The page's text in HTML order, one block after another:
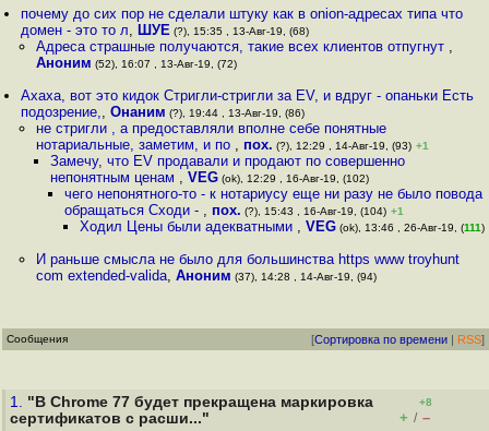
почему до сих пор не сделали штуку как в onion-адресах типа что
домен - это то л, ШУЕ (?), 15:35 , 13-Авг-19, (68)
Адреса страшные получаются, такие всех клиентов отпугнут ,
Аноним (52), 16:07 , 13-Авг-19, (72)
Ахаха, вот это кидок Стригли-стригли за EV, и вдруг - опаньки Есть
подозрение,,Онаним (?), 19:44 , 13-Авг-19, (86)
не стригли , а предоставляли вполне себе понятные
нотариальные, заметим, и по , пох. (?), 12:29 , 14-Авг-19, (93) +1
Замечу, что EV продавали и продают по совершенно
непонятным ценам , VEG(ok), 12:29 , 16-Авг-19, (102)
чего непонятного-то - к нотариусу еще ни разу не было повода
обращаться Сходи - , пох. (?), 15:43 , 16-Авг-19, (104) +1
Ходил Цены были адекватными , VEG(ok), 13:46 , 26-Авг-19, (111)
И раньше смысла не было для большинства https www troyhunt
com extended-valida, Аноним (37), 14:28 , 14-Авг-19, (94)
Сообщения [Сортировка по времени | RSS]
1. "В Chrome 77 будет прекращена маркировка
сертификатов с расши..."
+8
+ / –